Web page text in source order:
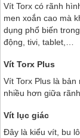
Vít Torx có rãnh
men xoắn cao mà
dụng phổ biến
động, tivi, tablet,…
Vít Torx Plus
Vít Torx Plus là
nhiều hơn giữa
Vít lục giác
Đây là kiểu vít, bu